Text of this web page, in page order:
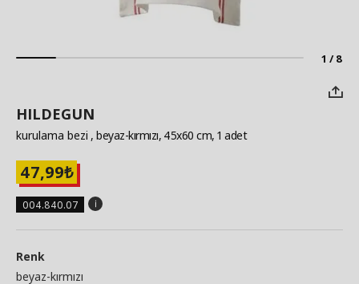
1 / 8
HILDEGUN
kurulama bezi , beyaz-kırmızı, 45x60 cm, 1 adet
47,99₺
004.840.07
Renk
beyaz-kırmızı